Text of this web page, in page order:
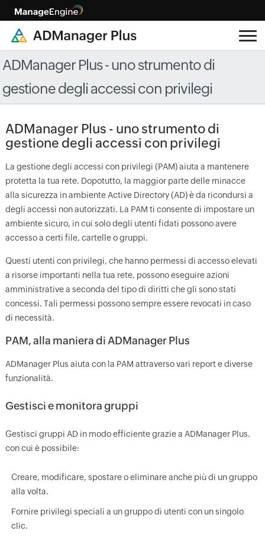
ADManager Plus - uno strumento di
gestione degli accessi con privilegi
ADManager Plus - uno strumento di
gestione degli accessi con privilegi
La gestione degli accessi con privilegi (PAM) aiuta a mantenere
protetta la tua rete. Dopotutto, la maggior parte delle minacce
alla sicurezza in ambiente Active Directory (AD) è da ricondursi a
degli accessi non autorizzati. La PAM ti consente di impostare un
ambiente sicuro, in cui solo degli utenti fidati possono avere
accesso a certi file, cartelle o gruppi.
Questi utenti con privilegi, che hanno permessi di accesso elevati
a risorse importanti nella tua rete, possono eseguire azioni
amministrative a seconda del tipo di diritti che gli sono stati
concessi. Tali permessi possono sempre essere revocati in caso
di necessità.
PAM, alla maniera di ADManager Plus
ADManager Plus aiuta con la PAM attraverso vari report e diverse
funzionalità.
Gestisci e monitora gruppi
Gestisci gruppi AD in modo efficiente grazie a ADManager Plus.
con cui è possibile:
Creare, modificare, spostare o eliminare anche più di un gruppo
alla volta.
Fornire privilegi speciali a un gruppo di utenti con un singolo
clic.